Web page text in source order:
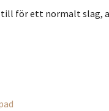
för ett normalt slag,